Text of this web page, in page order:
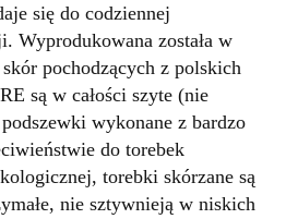
się do codziennej
Wyprodukowana została w
pochodzących z polskich
są w całości szyte (nie
wykonane z bardzo
do torebek
torebki skórzane są
nie sztywnieją w niskich